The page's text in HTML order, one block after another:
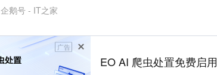
企鹅号 - IT之家
广告
EO AI 爬虫处置免费启用